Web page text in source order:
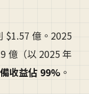
$1.57 億。2025
億（以 2025 年
收益佔 99% 。